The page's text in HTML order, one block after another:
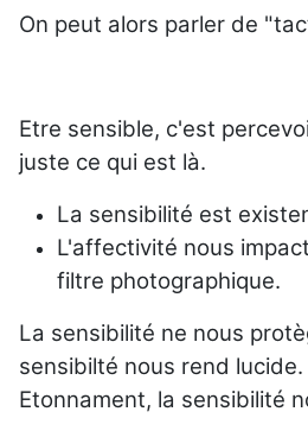
On peut alors parler de
Etre sensible, c'est
juste ce qui est là.
La sensibilité est
L'affectivité nous
filtre photographique.
La sensibilité ne nous
sensibilté nous rend
Etonnament, la sensibilité